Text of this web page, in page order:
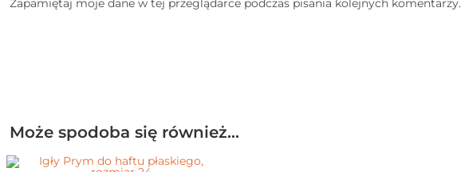
Zapamiętaj moje dane w tej przeglądarce podczas pisania kolejnych komentarzy.
Może spodoba się również…